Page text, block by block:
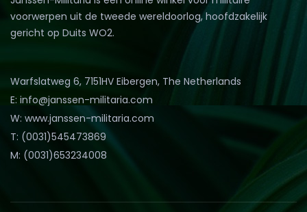
voorwerpen uit de tweede wereldoorlog, hoofdzakelijk
gericht op Duits WO2.
Warfslatweg 6, 7151HV Eibergen, The Netherlands
E: info@janssen-militaria.com
W: www.janssen-militaria.com
T: (0031)545473869
M: (0031)653234008